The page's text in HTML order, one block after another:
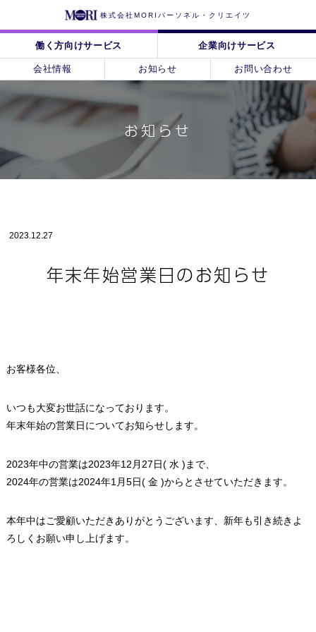
株式会社MORIパーソネル・クリエイツ
働く方向けサービス 企業向けサービス
会社情報 お知らせ お問い合わせ
お知らせ
2023.12.27
年末年始営業日のお知らせ
お客様各位、
いつも大変お世話になっております。
年末年始の営業日についてお知らせします。
2023年中の営業は2023年12月27日( 水 )まで、
2024年の営業は2024年1月5日( 金 )からとさせていただきます。
本年中はご愛顧いただきありがとうございます、新年も引き続きよ
ろしくお願い申し上げます。